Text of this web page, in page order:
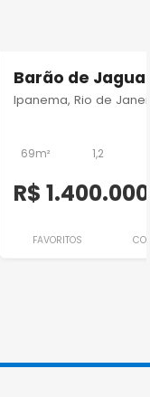
Barão de
289 |
Ipanema, Rio de
69m² 1,2
R$ 1.400.000
FAVORITOS